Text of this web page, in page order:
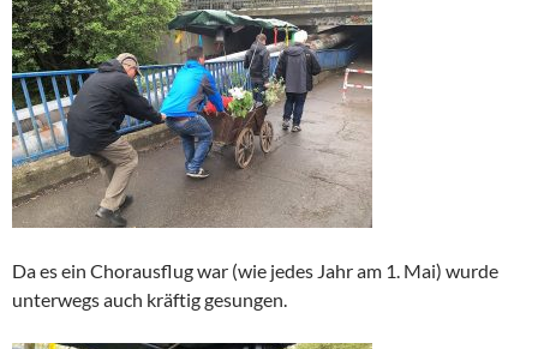
Da es ein Chorausflug war (wie jedes Jahr am 1. Mai) wurde
unterwegs auch kräftig gesungen.